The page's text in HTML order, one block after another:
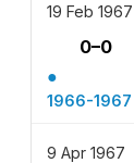
19 Feb 1967
0–0
●
1966-1967
9 Apr 1967